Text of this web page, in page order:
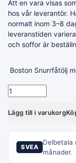
Att en vara visas
hos vår leverantör.
normalt inom 3–8
leveranstiden
och soffor är
Boston Snurrfåtölj
Lägg till i varukorg
SVEA
Delbetala
månader.